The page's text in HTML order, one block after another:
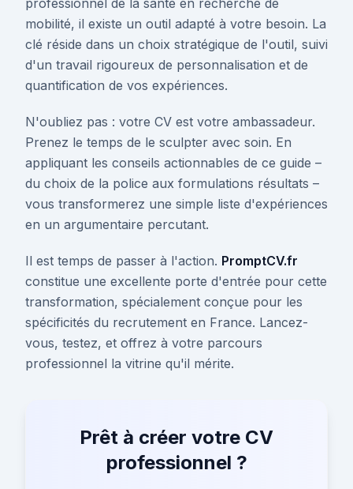
professionnel de la santé en recherche de
mobilité, il existe un outil adapté à votre besoin. La
clé réside dans un choix stratégique de l'outil, suivi
d'un travail rigoureux de personnalisation et de
quantification de vos expériences.
N'oubliez pas : votre CV est votre ambassadeur.
Prenez le temps de le sculpter avec soin. En
appliquant les conseils actionnables de ce guide –
du choix de la police aux formulations résultats –
vous transformerez une simple liste d'expériences
en un argumentaire percutant.
Il est temps de passer à l'action. PromptCV.fr
constitue une excellente porte d'entrée pour cette
transformation, spécialement conçue pour les
spécificités du recrutement en France. Lancez-
vous, testez, et offrez à votre parcours
professionnel la vitrine qu'il mérite.
Prêt à créer votre CV
professionnel ?